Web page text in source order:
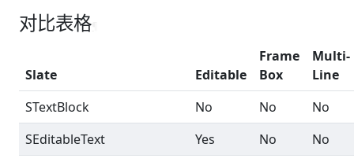
对比表格
Slate Editable
Frame
Box
Multi-
Line
STextBlock
No No
No
SEditableText
Yes No
No